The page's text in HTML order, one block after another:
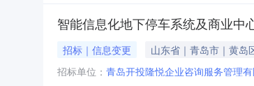
智能信息化地下停车系统及商业中
招标｜信息变更
山东省｜青岛市｜黄岛
招标单位： 青岛开投隆悦企业咨询服务管理